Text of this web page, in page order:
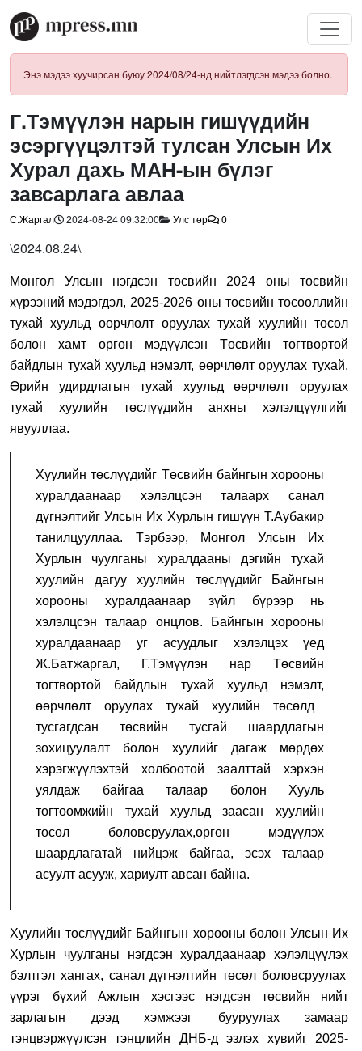
Энэ мэдээ хуучирсан буюу 2024/08/24-нд нийтлэгдсэн мэдээ болно.
Г.Тэмүүлэн нарын гишүүдийн
эсэргүүцэлтэй тулсан Улсын Их
Хурал дахь МАН-ын бүлэг
завсарлага авлаа
С.Жаргал 2024-08-24 09:32:00 Улс төр 0
\2024.08.24\
Монгол Улсын нэгдсэн төсвийн 2024 оны төсвийн
хүрээний мэдэгдэл, 2025-2026 оны төсвийн төсөөллийн
тухай хуульд өөрчлөлт оруулах тухай хуулийн төсөл
болон хамт өргөн мэдүүлсэн Төсвийн тогтвортой
байдлын тухай хуульд нэмэлт, өөрчлөлт оруулах тухай,
Өрийн удирдлагын тухай хуульд өөрчлөлт оруулах
тухай хуулийн төслүүдийн анхны хэлэлцүүлгийг
явууллаа.
Хуулийн төслүүдийг Төсвийн байнгын хорооны
хуралдаанаар хэлэлцсэн талаарх санал
дүгнэлтийгУлсын Их Хурлын гишүүн Т.Аубакир
танилцууллаа. Тэрбээр,
Монгол Улсын Их
Хурлын чуулганы хуралдааны дэгийн тухай
хуулийн дагуу хуулийн төслүүдийг
Байнгын
хорооны хуралдаанаар зүйл бүрээр нь
хэлэлцсэн талаар онцлов.
Байнгын хорооны
хуралдаанаар уг асуудлыг хэлэлцэх үед
Ж.Батжаргал, Г.Тэмүүлэн нар Төсвийн
тогтвортой байдлын тухай хуульд нэмэлт,
өөрчлөлт оруулах тухай хуулийн төсөлд
тусгагдсан төсвийн тусгай шаардлагын
зохицуулалт болон хуулийг дагаж мөрдөх
хэрэгжүүлэхтэй холбоотой заалттай хэрхэн
уялдаж байгаа талаар болон Хууль
тогтоомжийн тухай хуульд заасан хуулийн
төсөл боловсруулах,өргөн мэдүүлэх
шаардлагатай нийцэж байгаа, эсэх талаар
асуулт асууж, хариулт авсан байна.
Хуулийн төслүүдийг Байнгын хорооны болон Улсын Их
Хурлын чуулганы нэгдсэн хуралдаанаар хэлэлцүүлэх
бэлтгэл хангах, санал дүгнэлтийн төсөл боловсруулах
үүрэг бүхий Ажлын хэсгээс нэгдсэн төсвийн нийт
зарлагын дээд хэмжээг бууруулах замаар
тэнцвэржүүлсэн тэнцлийн ДНБ-д эзлэх хувийг 2025-